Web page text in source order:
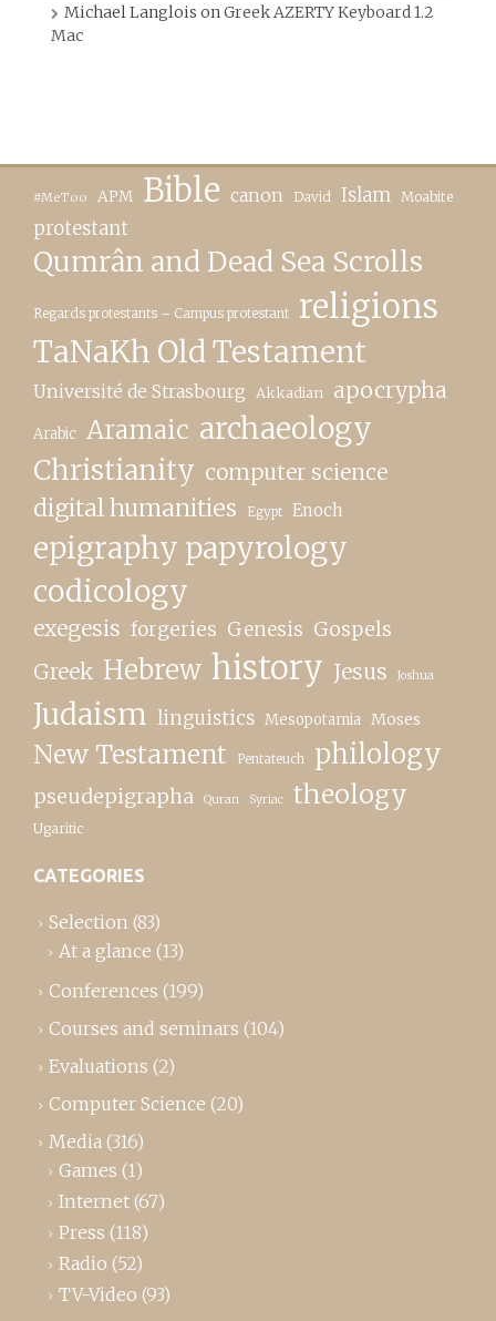
Michael Langlois onGreek AZERTY Keyboard 1.2
Mac
#MeToo APM Bible canon David Islam Moabite
protestant
Qumrân and Dead Sea Scrolls
Regards protestants – Campus protestant religions
TaNaKh Old Testament
Université de Strasbourg Akkadian apocrypha
Arabic Aramaic archaeology
Christianity computer science
digital humanities Egypt Enoch
epigraphy papyrology
codicology
exegesis forgeries Genesis Gospels
Greek Hebrew history Jesus Joshua
Judaism linguistics Mesopotamia Moses
New Testament Pentateuch philology
pseudepigrapha Quran Syriac theology
Ugaritic
CATEGORIES
Selection (83)
At a glance (13)
Conferences (199)
Courses and seminars (104)
Evaluations (2)
Computer Science (20)
Media (316)
Games (1)
Internet (67)
Press (118)
Radio (52)
TV-Video (93)